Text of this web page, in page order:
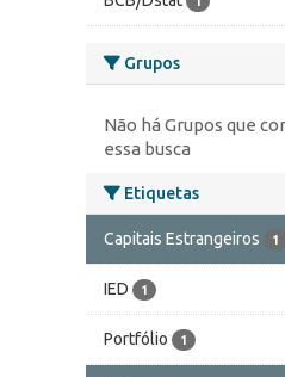
Grupos
Não há Grupos que
essa busca
Etiquetas
Capitais Estrangeiros 1
IED 1
Portfólio 1